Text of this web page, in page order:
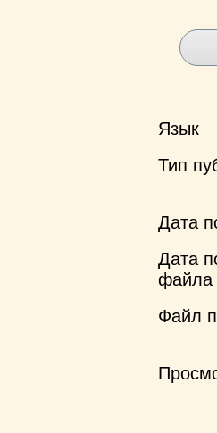
Язык
Тип
Дата
Дата
файла
Файл